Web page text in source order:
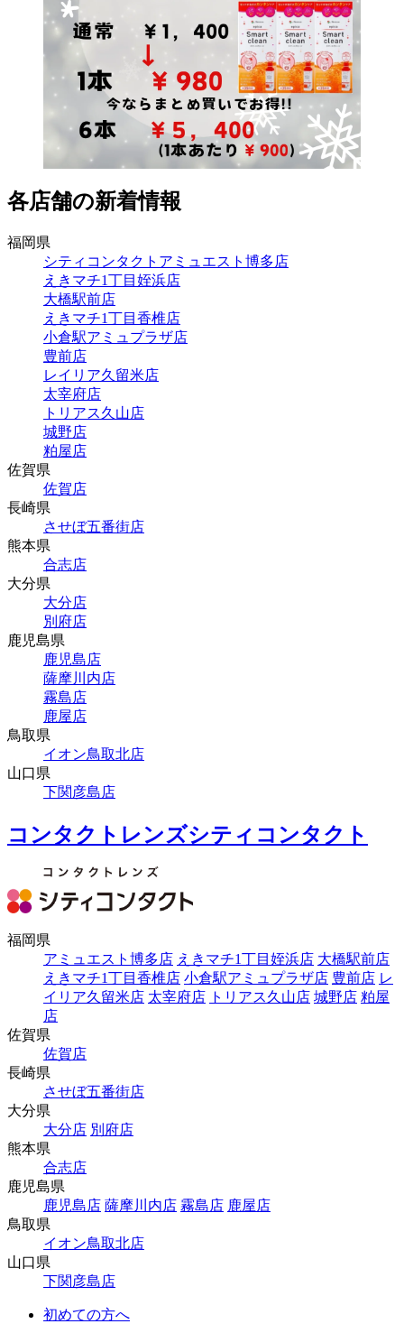
各店舗の新着情報
福岡県
シティコンタクトアミュエスト博多店
えきマチ1丁目姪浜店
大橋駅前店
えきマチ1丁目香椎店
小倉駅アミュプラザ店
豊前店
レイリア久留米店
太宰府店
トリアス久山店
城野店
粕屋店
佐賀県
佐賀店
長崎県
させぼ五番街店
熊本県
合志店
大分県
大分店
別府店
鹿児島県
鹿児島店
薩摩川内店
霧島店
鹿屋店
鳥取県
イオン鳥取北店
山口県
下関彦島店
コンタクトレンズシティコンタクト
福岡県
アミュエスト博多店 えきマチ1丁目姪浜店 大橋駅前店
えきマチ1丁目香椎店 小倉駅アミュプラザ店 豊前店 レ
イリア久留米店 太宰府店 トリアス久山店 城野店 粕屋
店
佐賀県
佐賀店
長崎県
させぼ五番街店
大分県
大分店 別府店
熊本県
合志店
鹿児島県
鹿児島店 薩摩川内店 霧島店 鹿屋店
鳥取県
イオン鳥取北店
山口県
下関彦島店
初めての方へ